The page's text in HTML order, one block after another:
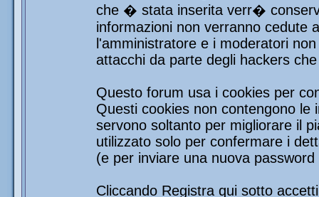
che � stata inserita verr�
informazioni non verranno cedute
l'amministratore e i moderatori
attacchi da parte degli hackers
Questo forum usa i cookies per
Questi cookies non contengono le
servono soltanto per migliorare il
utilizzato solo per confermare i
(e per inviare una nuova
Cliccando Registra qui sotto